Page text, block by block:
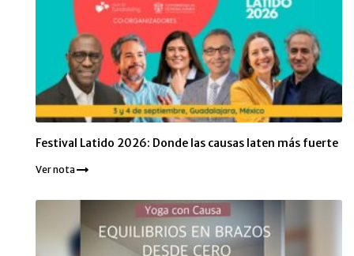
Festival Latido 2026: Donde las causas laten más fuerte
Ver nota